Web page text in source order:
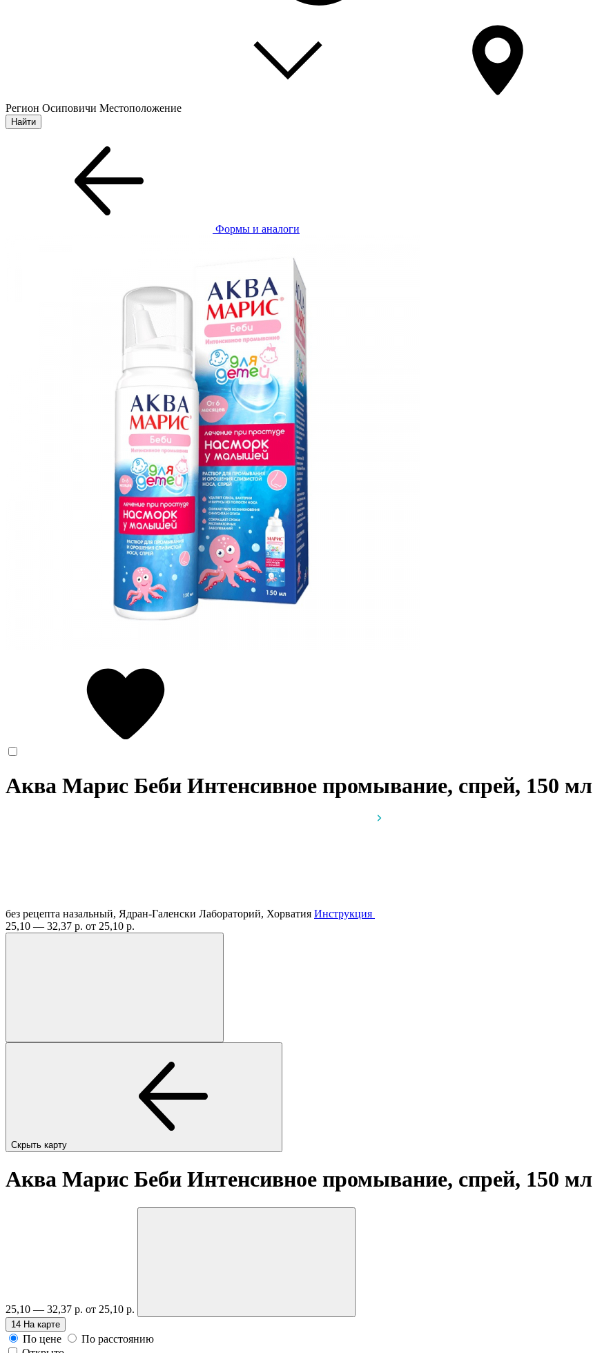
Регион Осиповичи Местоположение
Формы и аналоги
Аква Марис Беби Интенсивное промывание, спрей, 150 мл
без рецепта назальный, Ядран-Галенски Лабораторий, Хорватия Инструкция
25,10 — 32,37 р. от 25,10 р.
Скрыть карту
Аква Марис Беби Интенсивное промывание, спрей, 150 мл
25,10 — 32,37 р. от 25,10 р.
14 На карте
По цене
По расстоянию